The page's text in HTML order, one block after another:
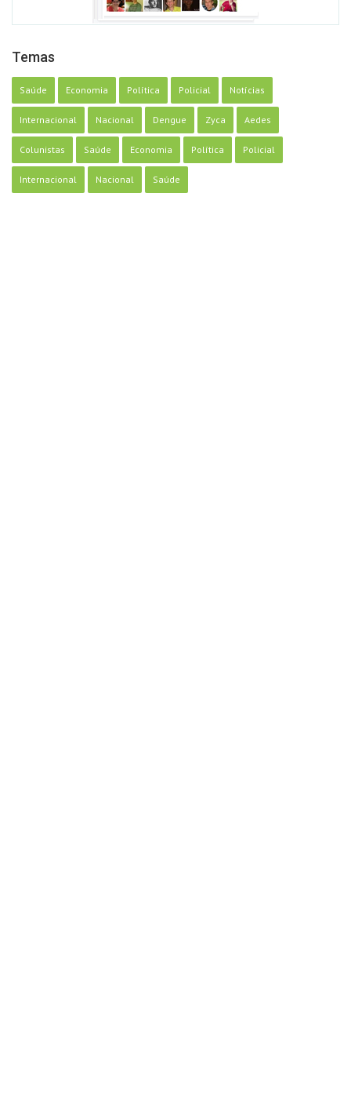
Temas
Saúde Economia Política Policial Notícias
Internacional Nacional Dengue Zyca Aedes
Colunistas Saúde Economia Política Policial
Internacional Nacional Saúde